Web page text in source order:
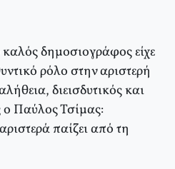
δημοσιογράφος είχε
ρόλο στην αριστερή
διεισδυτικός και
Παύλος Τσίμας:
παίζει από τη